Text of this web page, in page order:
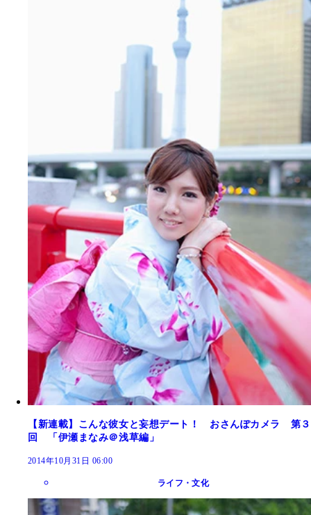
【新連載】こんな彼女と妄想デート！ おさんぽカメラ 第３
回 「伊瀬まなみ＠浅草編」
2014年10月31日 06:00
ライフ・文化